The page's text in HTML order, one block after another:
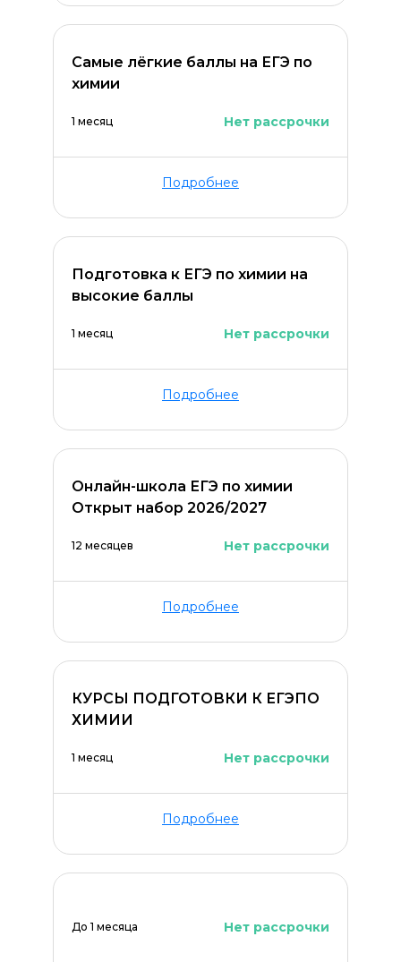
Самые лёгкие баллы на ЕГЭ по
химии
1 месяц Нет рассрочки
Подробнее
Подготовка к ЕГЭ по химии на
высокие баллы
1 месяц Нет рассрочки
Подробнее
Онлайн-школа ЕГЭ по химии
Открыт набор 2026/2027
12 месяцев Нет рассрочки
Подробнее
КУРСЫ ПОДГОТОВКИ К ЕГЭПО
ХИМИИ
1 месяц Нет рассрочки
Подробнее
До 1 месяца Нет рассрочки
Оставить комментарий
ОСТАВИТЬ КОММЕНТАРИЙ